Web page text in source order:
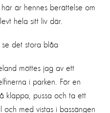
är hennes berättelse om
hela sitt liv där.
möttes jag av ett
i parken. För en
klappa, pussa och ta ett
med vistas i bassängen